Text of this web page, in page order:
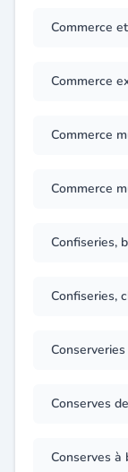
Commerce
Commerce
Commerce
Confiseries,
Confiseries,